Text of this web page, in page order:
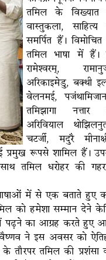
तमिल के विख्यात
वास्तुकला,
समर्पित हैं।
तमिल भाषा में हैं।
रामेश्वरम्,
अरिकाइमेडु, बक्थी
वेलनमई,
तमिझागा
अरिवियाल
चटर्जी, मदुरै
प्रमुख रूपसे शामिल हैं।
तमिल धरोहर की
भाषाओं में से एक बताते हुए
हमेशा सम्मान देने केलिए
का आग्रह करते हुए
वैष्णव ने इस अवसर को
के तौरपर तमिल की प्रशंसा